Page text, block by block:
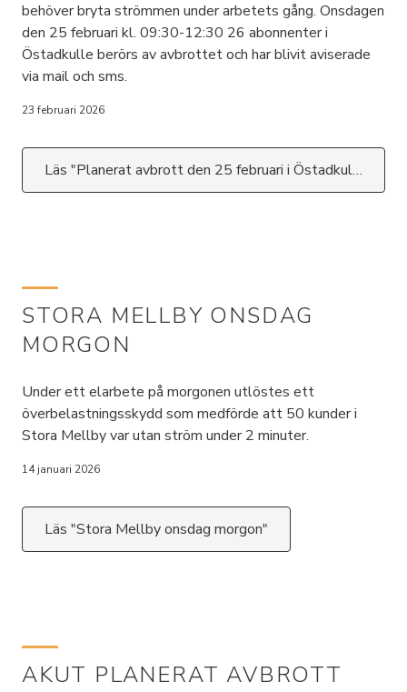
behöver bryta strömmen under arbetets gång. Onsdagen
den 25 februari kl. 09:30-12:30 26 abonnenter i
Östadkulle berörs av avbrottet och har blivit aviserade
via mail och sms.
23 februari 2026
Läs "Planerat avbrott den 25 februari i Östadkulle"
STORA MELLBY ONSDAG
MORGON
Under ett elarbete på morgonen utlöstes ett
överbelastningsskydd som medförde att 50 kunder i
Stora Mellby var utan ström under 2 minuter.
14 januari 2026
Läs "Stora Mellby onsdag morgon"
AKUT PLANERAT AVBROTT